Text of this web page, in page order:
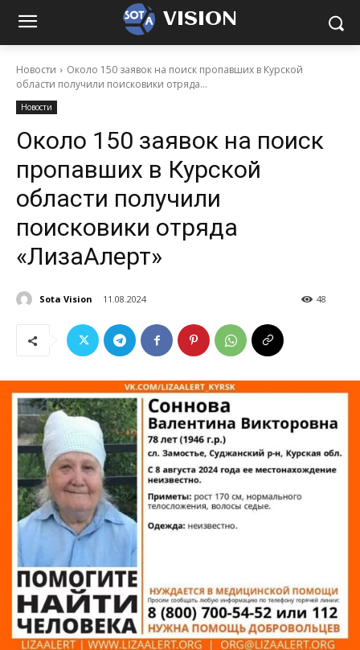
VISION
Новости
Около 150 заявок на поиск пропавших в Курской
области получили поисковики отряда...
Новости
Около 150 заявок на поиск
пропавших в Курской
области получили
поисковики отряда
«ЛизаАлерт»
Sota Vision 11.08.2024 48